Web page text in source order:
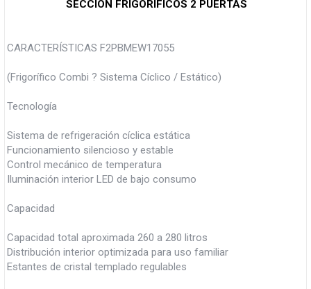
SECCION FRIGORIFICOS 2 PUERTAS
CARACTERÍSTICAS F2PBMEW17055
(Frigorífico Combi ? Sistema Cíclico / Estático)
Tecnología
Sistema de refrigeración cíclica estática
Funcionamiento silencioso y estable
Control mecánico de temperatura
Iluminación interior LED de bajo consumo
Capacidad
Capacidad total aproximada 260 a 280 litros
Distribución interior optimizada para uso familiar
Estantes de cristal templado regulables